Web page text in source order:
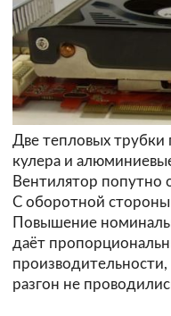
Две тепловых трубки
кулера и
Вентилятор попутно
С оборотной
Повышение
даёт
разгон не